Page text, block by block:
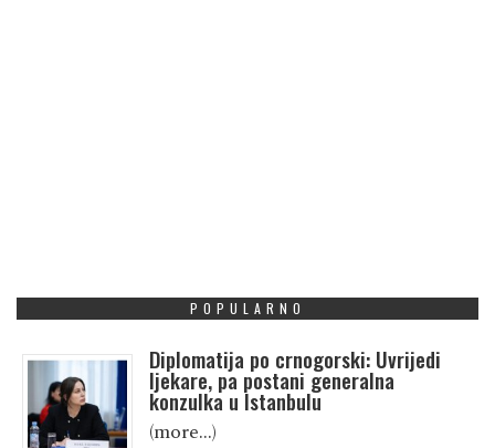
POPULARNO
Diplomatija po crnogorski: Uvrijedi
ljekare, pa postani generalna
konzulka u Istanbulu
(more…)